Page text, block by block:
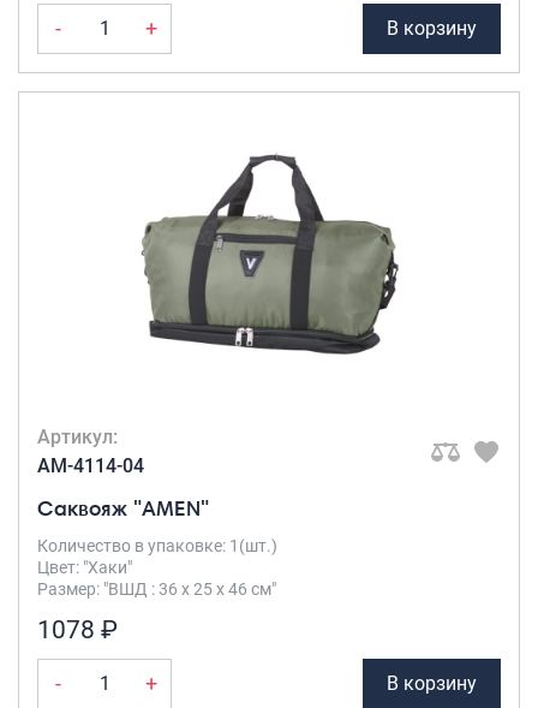
- + В корзину
Артикул:
AM-4114-04
Саквояж "AMEN"
Количество в упаковке: 1(шт.)
Цвет: "Хаки"
Размер: "ВШД : 36 х 25 х 46 см"
1078 ₽
- + В корзину